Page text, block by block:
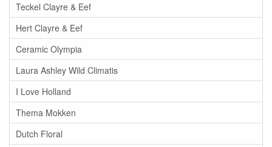
Teckel Clayre & Eef
Hert Clayre & Eef
Ceramic Olympia
Laura Ashley Wild Climatis
I Love Holland
Thema Mokken
Dutch Floral